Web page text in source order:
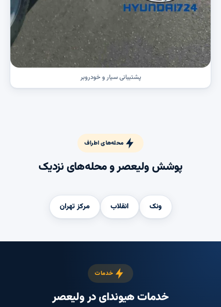
پشتیبانی سیار و خودروبر
محله‌های اطراف
پوشش ولیعصر و محله‌های نزدیک
ونک انقلاب مرکز تهران
خدمات
خدمات هیوندای در ولیعصر